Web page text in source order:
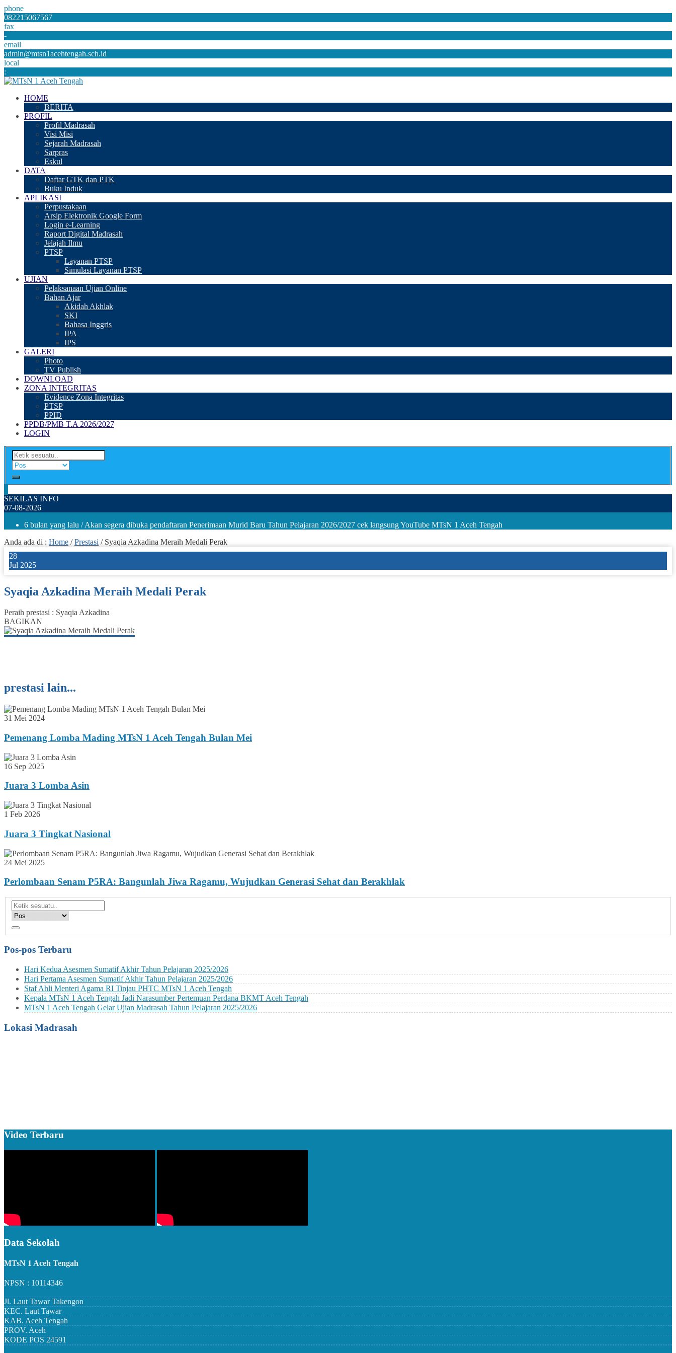
phone
082215067567
fax
-
email
admin@mtsn1acehtengah.sch.id
local
:
HOME
BERITA
PROFIL
Profil Madrasah
Visi Misi
Sejarah Madrasah
Sarpras
Eskul
DATA
Daftar GTK dan PTK
Buku Induk
APLIKASI
Perpustakaan
Arsip Elektronik Google Form
Login e-Learning
Raport Digital Madrasah
Jelajah Ilmu
PTSP
Layanan PTSP
Simulasi Layanan PTSP
UJIAN
Pelaksanaan Ujian Online
Bahan Ajar
Akidah Akhlak
SKI
Bahasa Inggris
IPA
IPS
GALERI
Photo
TV Publish
DOWNLOAD
ZONA INTEGRITAS
Evidence Zona Integritas
PTSP
PPID
PPDB/PMB T.A 2026/2027
LOGIN
SEKILAS INFO
07-08-2026
6 bulan yang lalu / Akan segera dibuka pendaftaran Penerimaan Murid Baru Tahun Pelajaran 2026/2027 cek langsung YouTube MTsN 1 Aceh Tengah
Anda ada di : Home /Prestasi / Syaqia Azkadina Meraih Medali Perak
28
Jul 2025
Syaqia Azkadina Meraih Medali Perak
Peraih prestasi : Syaqia Azkadina
BAGIKAN
prestasi lain...
31 Mei 2024
Pemenang Lomba Mading MTsN 1 Aceh Tengah Bulan Mei
16 Sep 2025
Juara 3 Lomba Asin
1 Feb 2026
Juara 3 Tingkat Nasional
24 Mei 2025
Perlombaan Senam P5RA: Bangunlah Jiwa Ragamu, Wujudkan Generasi Sehat dan Berakhlak
Pos-pos Terbaru
Hari Kedua Asesmen Sumatif Akhir Tahun Pelajaran 2025/2026
Hari Pertama Asesmen Sumatif Akhir Tahun Pelajaran 2025/2026
Staf Ahli Menteri Agama RI Tinjau PHTC MTsN 1 Aceh Tengah
Kepala MTsN 1 Aceh Tengah Jadi Narasumber Pertemuan Perdana BKMT Aceh Tengah
MTsN 1 Aceh Tengah Gelar Ujian Madrasah Tahun Pelajaran 2025/2026
Lokasi Madrasah
Video Terbaru
Data Sekolah
MTsN 1 Aceh Tengah
NPSN : 10114346
Jl. Laut Tawar Takengon
KEC. Laut Tawar
KAB. Aceh Tengah
PROV. Aceh
KODE POS 24591